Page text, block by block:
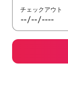
チェックアウト